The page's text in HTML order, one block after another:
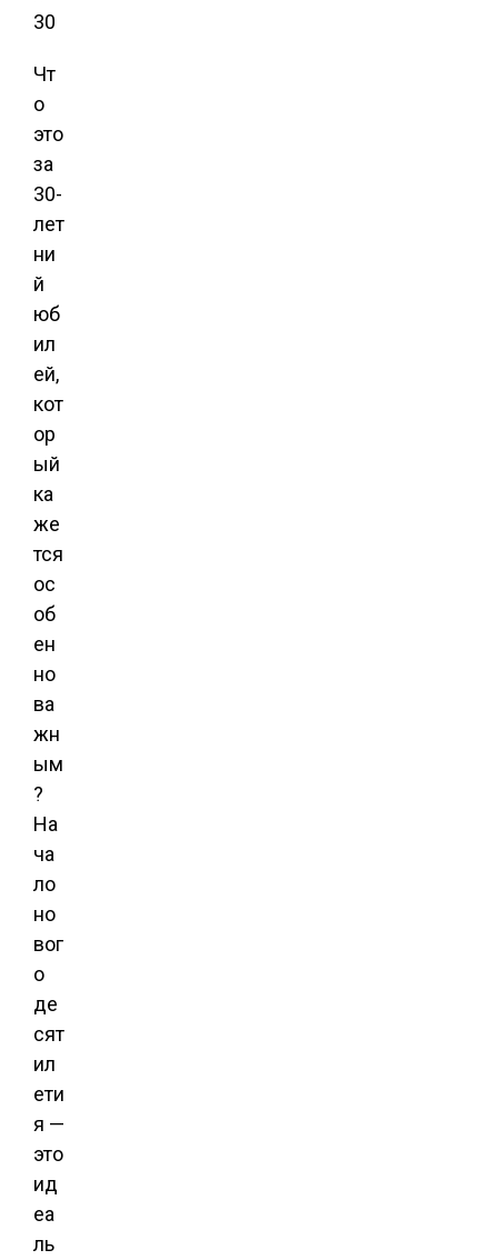
Чт
о
это
за
30-
лет
ни
й
юб
ил
ей,
кот
ор
ый
ка
же
тся
ос
об
ен
но
ва
жн
ым
?
На
ча
ло
но
вог
о
де
сят
ил
ети
я —
это
ид
еа
ль